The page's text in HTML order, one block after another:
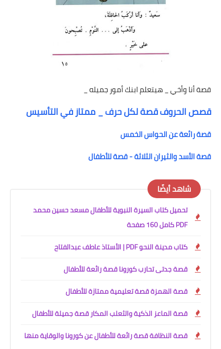
قصة أنا وأخي _ هيتعلم ابنك أمور جميله _
قصص الحروف قصة لكل حرف _ ممتاز في التأسيس
قصة رائعة عن الحواس الخمس
قصة الأسد والثيران الثلاثة - قصة للأطفال
شاهد أيضًا
تحميل كتاب السيرة النبوية للأطفال مسعد حسين محمد
PDF كامل 160 صفحة
كتاب مدينة النحو PDF | الأستاذ عاطف عبدالفتاح
قصة جدتى تحارب كورونا قصة رائعة للأطفال
قصة الهمزة قصة تعليمية ممتازة للأطفال
قصة الماعز الذكية والثعلب المكار قصة جميلة للأطفال
قصة النظافة قصة رائعة للأطفال عن كورونا والوقاية منها